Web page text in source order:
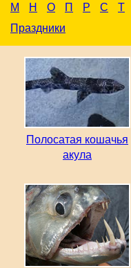
М
Н О П Р С Т
Праздники
Полосатая кошачья
акула